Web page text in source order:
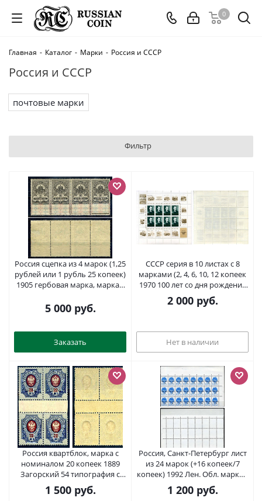
0
Главная - Каталог - Марки - Россия и СССР
Россия и СССР
почтовые марки
Фильтр
Россия сцепка из 4 марок (1,25
рублей или 1 рубль 25 копеек)
1905 гербовая марка, марка с
следов наклейки (чистая)
Загорский RS2 8706-17-6
5 000руб.
Заказать
СССР серия в 10 листах с 8
марками (2, 4, 6, 10, 12 копеек
1970 100 лет со дня рождения
В.И. Ленина (1870 - 1924) -
В.И.Ленин (по фото
М.Ниппельбаума, Л.Оцупа),
скульптура и парельеф
2 000руб.
Нет в наличии
Россия квартблок, марка с
номиналом 20 копеек 1889
Загорский 54 типография с
тиснением 8705-51-2-1
1 500руб.
Россия, Санкт-Петербург лист
из 24 марок (+16 копеек/7
копеек) 1992 Лен. Обл. марка с
оригинальным клеем, без
следов наклейки (чистая) 8705-
1 200руб.